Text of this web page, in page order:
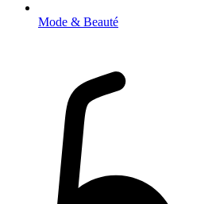
Mode & Beauté